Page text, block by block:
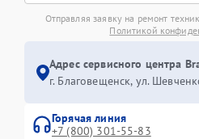
Отправляя заявку на ремонт
Политикой
Адрес сервисного центра
г. Благовещенск, ул.
Горячая линия
+7 (800) 301-55-83